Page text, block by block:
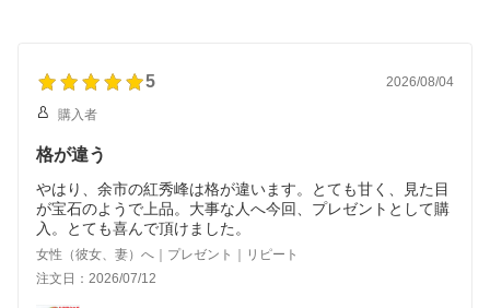
5 2026/08/04
購入者
格が違う
やはり、余市の紅秀峰は格が違います。とても甘く、見た目
が宝石のようで上品。大事な人へ今回、プレゼントとして購
入。とても喜んで頂けました。
女性（彼女、妻）へ｜プレゼント｜リピート
注文日：2026/07/12